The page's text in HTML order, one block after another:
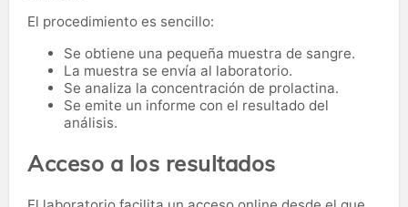
El procedimiento es sencillo:
Se obtiene una pequeña muestra de sangre.
La muestra se envía al laboratorio.
Se analiza la concentración de prolactina.
Se emite un informe con el resultado del
análisis.
Acceso a los resultados